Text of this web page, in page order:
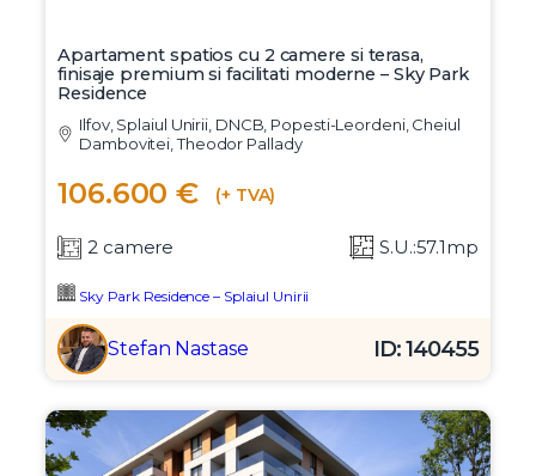
Apartament spatios cu 2 camere si terasa,
finisaje premium si facilitati moderne – Sky Park
Residence
Ilfov, Splaiul Unirii, DNCB, Popesti-Leordeni, Cheiul
Dambovitei, Theodor Pallady
106.600 € (+ TVA)
2 camere S.U.:57.1mp
Sky Park Residence – Splaiul Unirii
Stefan Nastase ID: 140455